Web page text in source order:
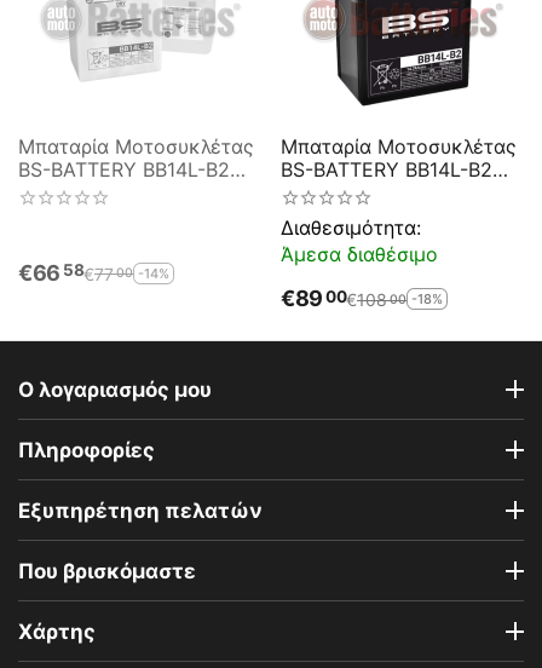
Μπαταρία Μοτοσυκλέτας
BS-BATTERY BB14L-B2
DRY 14.7AH 175EN
€66 58€7700 -14%
Μπαταρία Μοτοσυκλέτας
BS-BATTERY BB14L-B2
SLA 14.7AH 200EN
Διαθεσιμότητα:
Άμεσα διαθέσιμο
€8900€10800 -18%
Ο λογαριασμός μου
Πληροφορίες
Εξυπηρέτηση πελατών
Που βρισκόμαστε
Χάρτης